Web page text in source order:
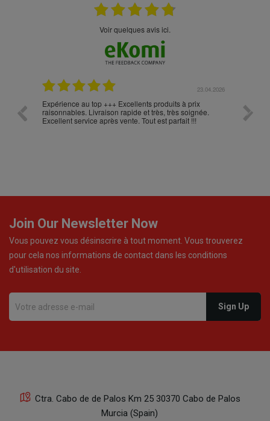
Voir quelques avis ici.
23.04.2026
Expérience au top +++ Excellents produits à prix
raisonnables. Livraison rapide et très, très soignée.
Excellent service après vente. Tout est parfait !!!
Join Our Newsletter Now
Vous pouvez vous désinscrire à tout moment. Vous trouverez
pour cela nos informations de contact dans les conditions
d'utilisation du site.
Ctra. Cabo de de Palos Km 25 30370 Cabo de Palos
Murcia (Spain)